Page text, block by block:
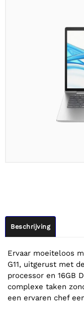
Beschrijving
Ervaar moeiteloos
G11, uitgerust met
processor en 16GB
complexe taken
een ervaren chef